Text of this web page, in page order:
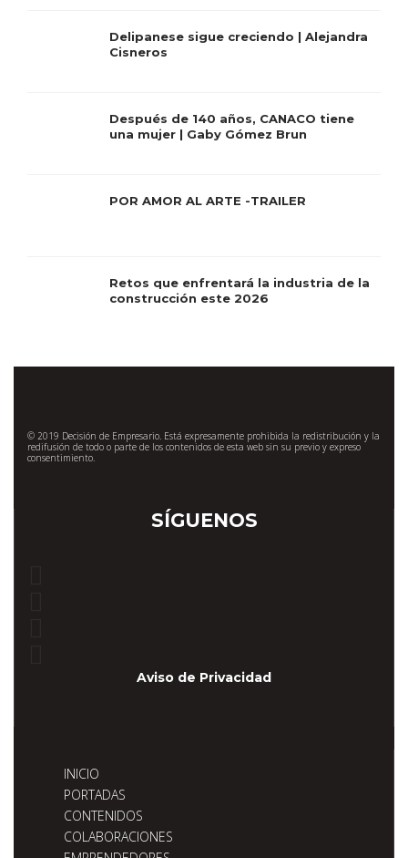
Delipanese sigue creciendo | Alejandra
Cisneros
Después de 140 años, CANACO tiene
una mujer | Gaby Gómez Brun
POR AMOR AL ARTE -TRAILER
Retos que enfrentará la industria de la
construcción este 2026
© 2019 Decisión de Empresario. Está expresamente prohibida la redistribución y la
redifusión de todo o parte de los contenidos de esta web sin su previo y expreso
consentimiento.
SÍGUENOS
Aviso de Privacidad
INICIO
PORTADAS
CONTENIDOS
COLABORACIONES